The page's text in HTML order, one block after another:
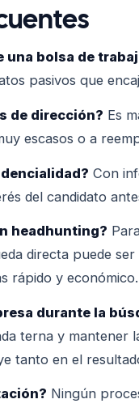
una bolsa de
pasivos que
de dirección? Es
escasos o a
Con
del candidato
headhunting?
directa puede
rápido y económico.
durante la
terna y mantener
tanto en el
Ningún